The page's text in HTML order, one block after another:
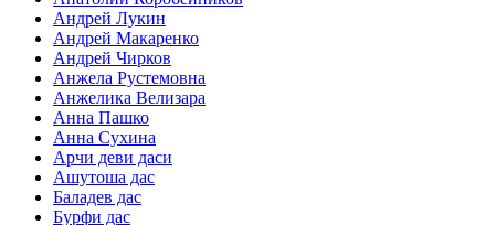
Андрей Лукин
Андрей Макаренко
Андрей Чирков
Анжела Рустемовна
Анжелика Велизара
Анна Пашко
Анна Сухина
Арчи деви даси
Ашутоша дас
Баладев дас
Бурфи дас